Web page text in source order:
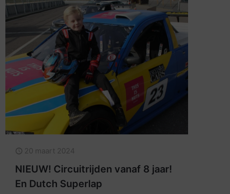
20 maart 2024
NIEUW! Circuitrijden vanaf 8 jaar!
En Dutch Superlap